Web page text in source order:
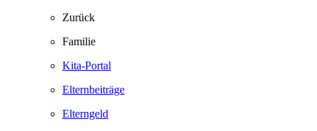
Zurück
Familie
Kita-Portal
Elternbeiträge
Elterngeld